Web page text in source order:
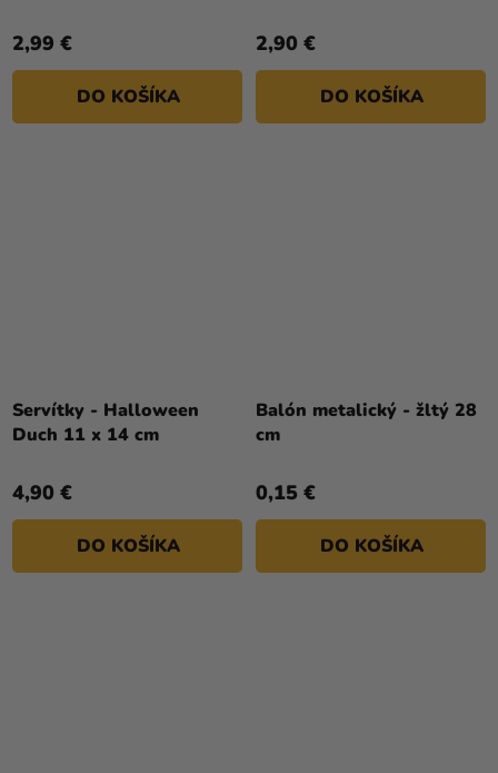
2,99 €
DO KOŠÍKA
2,90 €
DO KOŠÍKA
Servítky - Halloween
Duch 11 x 14 cm
4,90 €
DO KOŠÍKA
Balón metalický - žltý 28
cm
0,15 €
DO KOŠÍKA